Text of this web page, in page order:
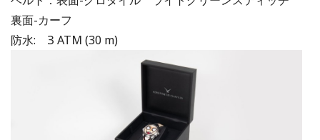
裏面-カーフ
防水: З АТМ (30 m)